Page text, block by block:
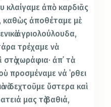
κλαίγαμε ἀπὸ καρδιᾶς
ἀποθέταμε μὲ
ἀγριολούλουδα,
τρέχαμε νὰ
χωράφια· ἀπ᾿ τὰ
προσμέναμε νά ῾ρθει
δεχτοῦμε ὕστερα καὶ
μας τὰ βαθιά,